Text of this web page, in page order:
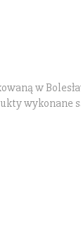
w
wykonane